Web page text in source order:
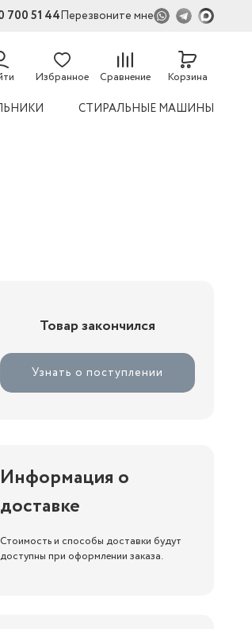
700 51 44Перезвоните мне
Избранное Сравнение Корзина
СТИРАЛЬНЫЕ МАШИНЫ
Товар закончился
Узнать о поступлении
Информация о
доставке
Стоимость и способы доставки будут
доступны при оформлении заказа.